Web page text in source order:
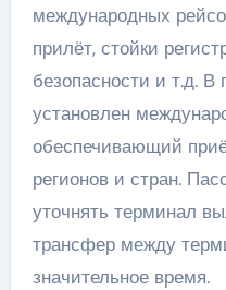
международных
прилёт, стойки
безопасности и т.д. В
установлен
обеспечивающий
регионов и стран.
уточнять терминал
трансфер между
значительное время.